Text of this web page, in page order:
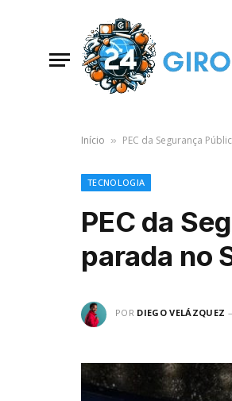
Início » PEC da Segurança
TECNOLOGIA
PEC da
parada no
POR DIEGO VELÁZQUEZ